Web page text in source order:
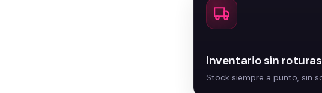
Inventario sin roturas